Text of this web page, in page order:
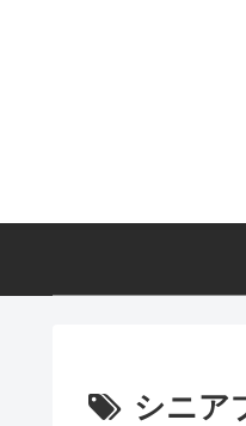
シニア